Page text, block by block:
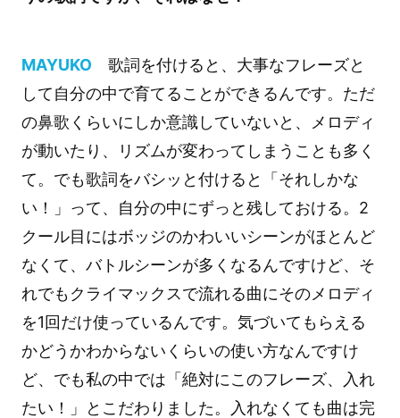
MAYUKO 歌詞を付けると、大事なフレーズと
して自分の中で育てることができるんです。ただ
の鼻歌くらいにしか意識していないと、メロディ
が動いたり、リズムが変わってしまうことも多く
て。でも歌詞をバシッと付けると「それしかな
い！」って、自分の中にずっと残しておける。2
クール目にはボッジのかわいいシーンがほとんど
なくて、バトルシーンが多くなるんですけど、そ
れでもクライマックスで流れる曲にそのメロディ
を1回だけ使っているんです。気づいてもらえる
かどうかわからないくらいの使い方なんですけ
ど、でも私の中では「絶対にこのフレーズ、入れ
たい！」とこだわりました。入れなくても曲は完